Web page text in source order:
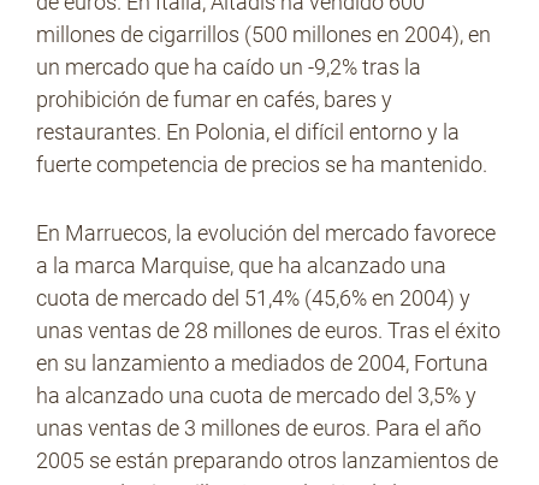
millones de cigarrillos (500 millones en 2004), en
un mercado que ha caído un -9,2% tras la
prohibición de fumar en cafés, bares y
restaurantes. En Polonia, el difícil entorno y la
fuerte competencia de precios se ha mantenido.
En Marruecos, la evolución del mercado favorece
a la marca Marquise, que ha alcanzado una
cuota de mercado del 51,4% (45,6% en 2004) y
unas ventas de 28 millones de euros. Tras el éxito
en su lanzamiento a mediados de 2004, Fortuna
ha alcanzado una cuota de mercado del 3,5% y
unas ventas de 3 millones de euros. Para el año
2005 se están preparando otros lanzamientos de